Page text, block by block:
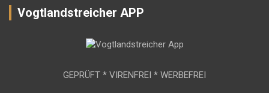
Vogtlandstreicher APP
GEPRÜFT * VIRENFREI * WERBEFREI